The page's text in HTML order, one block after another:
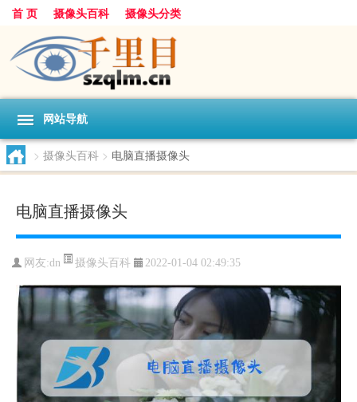
首 页 摄像头百科 摄像头分类
网站导航
> 摄像头百科 > 电脑直播摄像头
电脑直播摄像头
网友:dn 摄像头百科 2022-01-04 02:49:35